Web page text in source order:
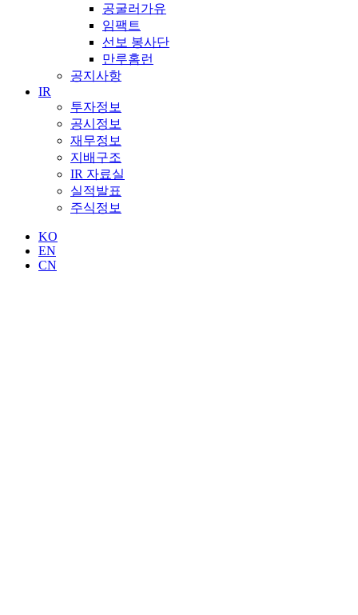
공굴러가유
임팩트
선보 봉사단
만루홈런
공지사항
IR
투자정보
공시정보
재무정보
지배구조
IR 자료실
실적발표
주식정보
KO
EN
CN